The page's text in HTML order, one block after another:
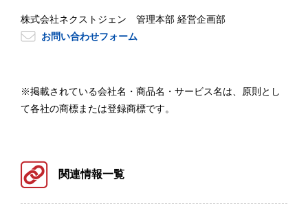
株式会社ネクストジェン 管理本部 経営企画部
お問い合わせフォーム
※掲載されている会社名・商品名・サービス名は、原則とし
て各社の商標または登録商標です。
関連情報一覧